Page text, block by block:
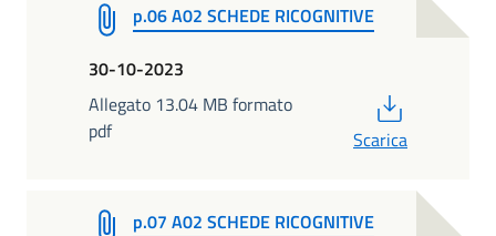
p.06 A02 SCHEDE RICOGNITIVE
30-10-2023
Allegato 13.04 MB formato
pdf
Scarica
p.07 A02 SCHEDE RICOGNITIVE